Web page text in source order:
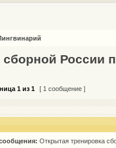
России
1 из 1 [ 1 сообщение ]
Открытая тренировка